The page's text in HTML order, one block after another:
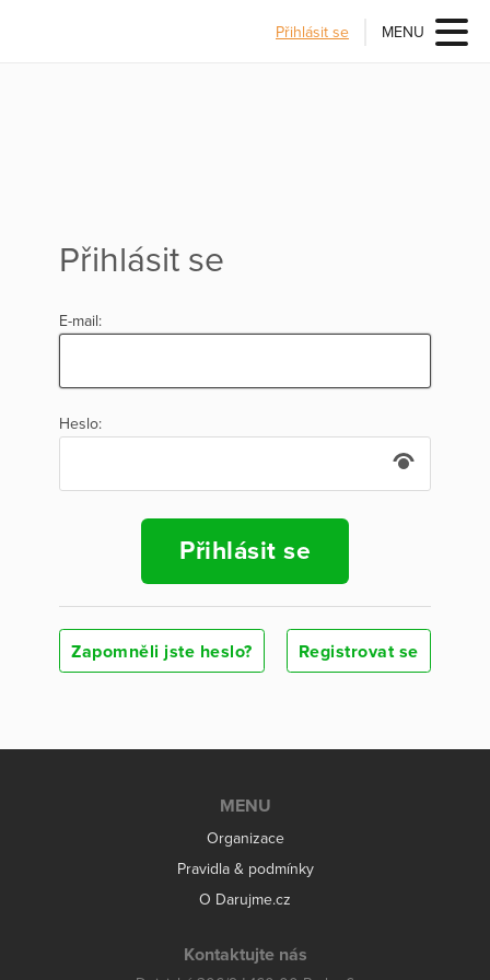
Přihlásit se MENU
Přihlásit se
E-mail:
Heslo:
Přihlásit se
Zapomněli jste heslo? Registrovat se
MENU
Organizace
Pravidla & podmínky
O Darujme.cz
Kontaktujte nás